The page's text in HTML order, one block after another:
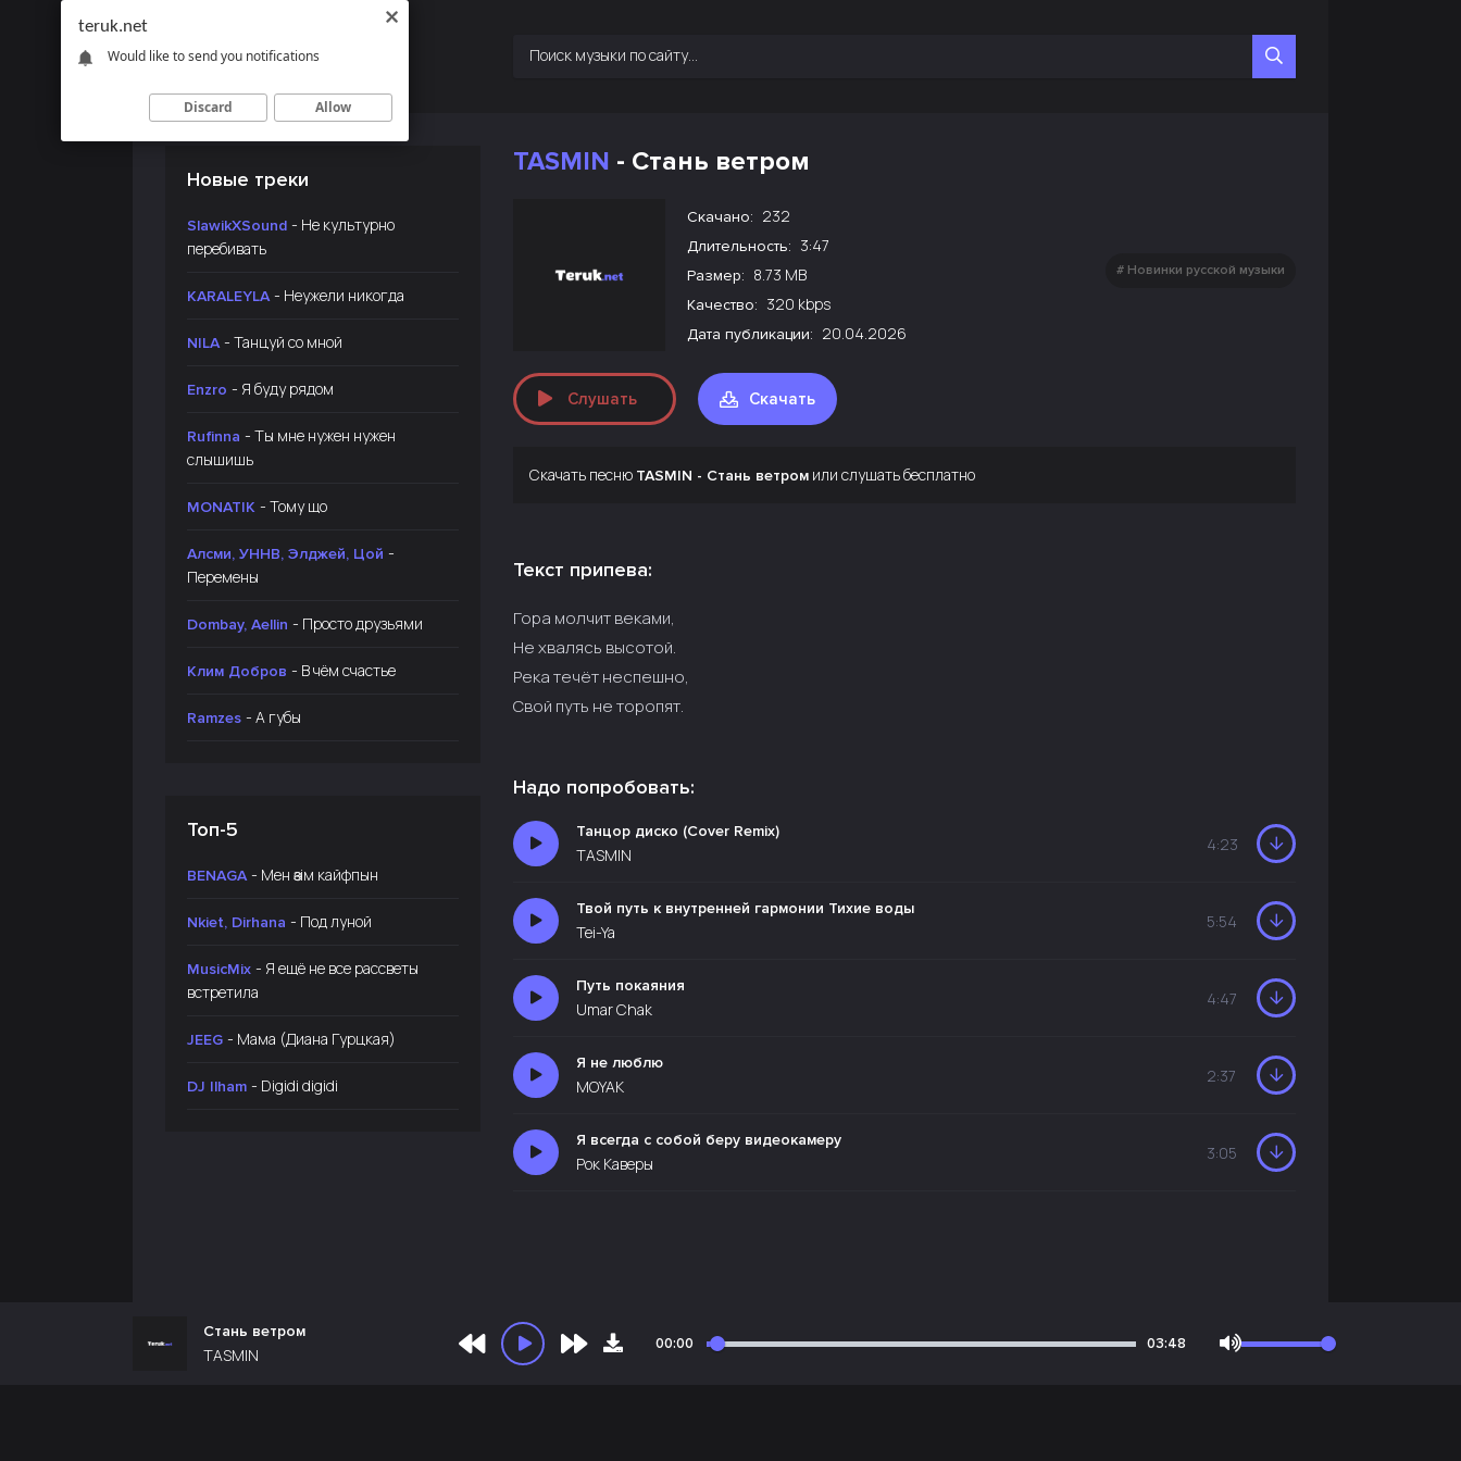
Новые треки
SlawikXSound - Не культурно
перебивать
KARALEYLA - Неужели никогда
NILA - Танцуй со мной
Enzro - Я буду рядом
Rufinna - Ты мне нужен нужен
слышишь
MONATIK - Тому що
Алсми, УННВ, Элджей, Цой -
Перемены
Dombay, Aellin - Просто друзьями
Клим Добров - В чём счастье
Ramzes - А губы
Топ-5
BENAGA - Мен өзім кайфпын
Nkiet, Dirhana - Под луной
MusicMix - Я ещё не все рассветы
встретила
JEEG - Мама (Диана Гурцкая)
DJ Ilham - Digidi digidi
TASMIN - Стань ветром
Скачано: 232
Длительность: 3:47
Размер: 8.73 MB
Качество: 320 kbps
Дата публикации: 20.04.2026
Новинки русской музыки
Слушать Скачать
Скачать песню TASMIN - Стань ветром или слушать бесплатно
Текст припева:
Гора молчит веками,
Не хвалясь высотой.
Река течёт неспешно,
Свой путь не торопят.
Надо попробовать:
Танцор диско (Cover Remix)
TASMIN
4:23
Твой путь к внутренней гармонии Тихие воды
Tei-Ya
5:54
Путь покаяния
Umar Chak
4:47
Я не люблю
MOYAK
2:37
Я всегда с собой беру видеокамеру
Рок Каверы
3:05
Стань ветром
TASMIN
00:00 03:48
teruk.net
Would like to send you notifications
Discard Allow